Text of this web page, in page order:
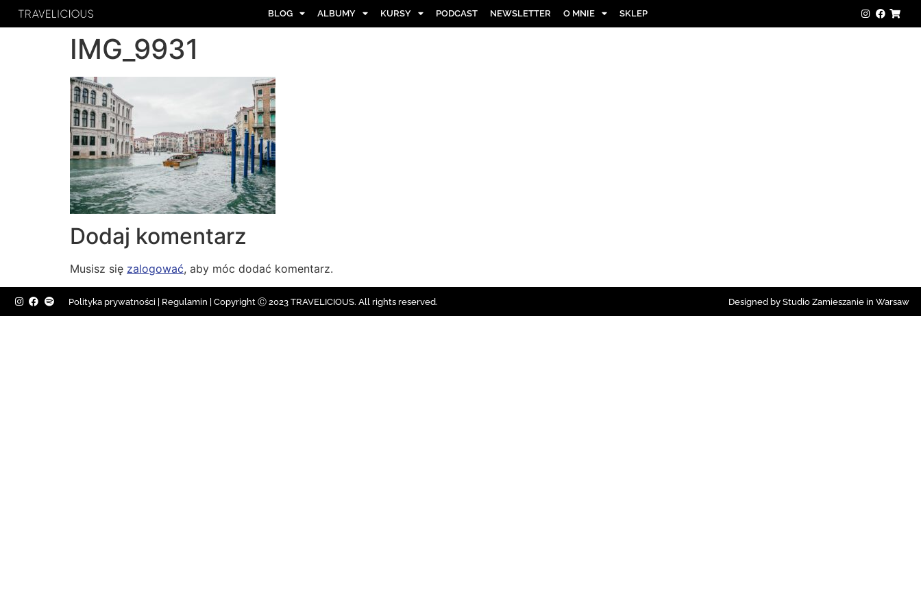
BLOG ALBUMY KURSY PODCAST NEWSLETTER O MNIE SKLEP
IMG_9931
Dodaj komentarz
Musisz się zalogować, aby móc dodać komentarz.
Polityka prywatności Regulamin | Copyright Ⓒ 2023 TRAVELICIOUS. All rights reserved. Designed by Studio Zamieszanie in Warsaw